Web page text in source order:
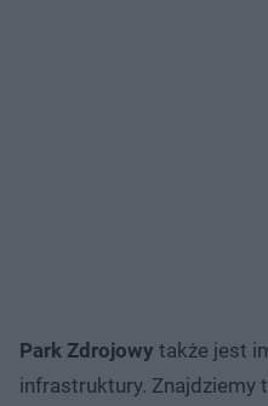
Park Zdrojowy także jest
infrastruktury. Znajdziemy